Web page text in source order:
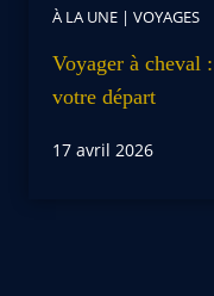
À LA UNE | VOYAGES
Voyager à cheval
votre départ
17 avril 2026